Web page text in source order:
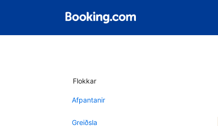
Flokkar
Afpantanir
Greiðsla